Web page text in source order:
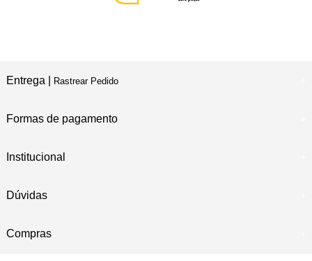
Entrega | Rastrear Pedido
Formas de pagamento
Institucional
Dúvidas
Compras